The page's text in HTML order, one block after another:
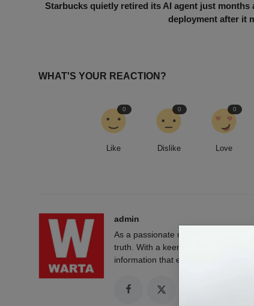
Starbucks quietly retired its AI agent just months
deployment after it
WHAT'S YOUR REACTION?
Like
0
Dislike
0
Love
0
admin
As a passionate news reporter, I
truth. With a keen eye for detail and
information that empowers and